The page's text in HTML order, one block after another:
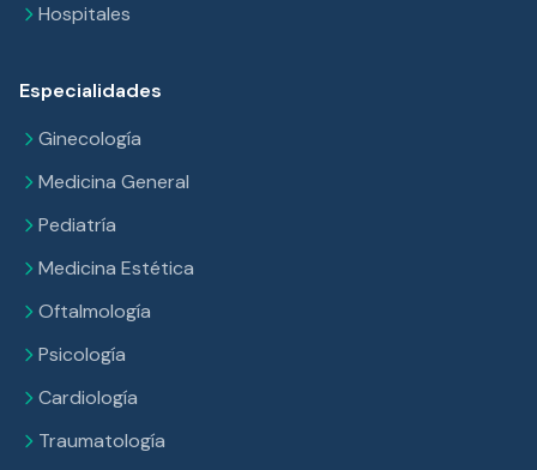
Hospitales
Especialidades
Ginecología
Medicina General
Pediatría
Medicina Estética
Oftalmología
Psicología
Cardiología
Traumatología